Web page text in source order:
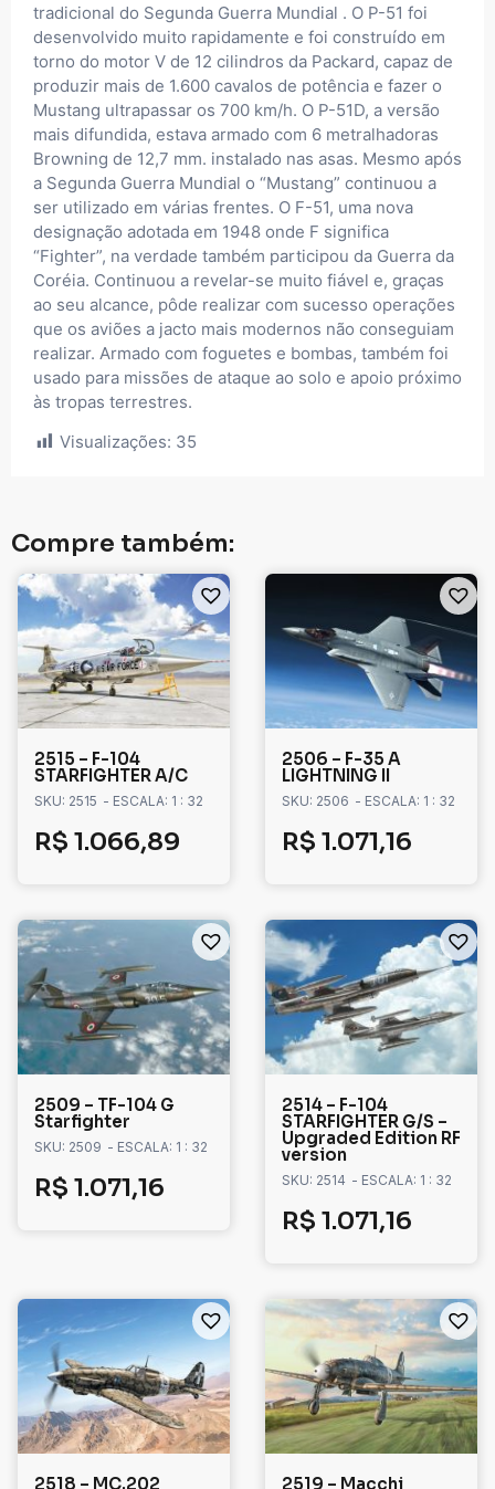
tradicional do Segunda Guerra Mundial . O P-51 foi
desenvolvido muito rapidamente e foi construído em
torno do motor V de 12 cilindros da Packard, capaz de
produzir mais de 1.600 cavalos de potência e fazer o
Mustang ultrapassar os 700 km/h. O P-51D, a versão
mais difundida, estava armado com 6 metralhadoras
Browning de 12,7 mm. instalado nas asas. Mesmo após
a Segunda Guerra Mundial o “Mustang” continuou a
ser utilizado em várias frentes. O F-51, uma nova
designação adotada em 1948 onde F significa
“Fighter”, na verdade também participou da Guerra da
Coréia. Continuou a revelar-se muito fiável e, graças
ao seu alcance, pôde realizar com sucesso operações
que os aviões a jacto mais modernos não conseguiam
realizar. Armado com foguetes e bombas, também foi
usado para missões de ataque ao solo e apoio próximo
às tropas terrestres.
Visualizações: 35
Compre também:
2515 – F-104
STARFIGHTER A/C
SKU: 2515 - ESCALA: 1 : 32
R$ 1.066,89
2506 – F-35 A
LIGHTNING II
SKU: 2506 - ESCALA: 1 : 32
R$ 1.071,16
2509 – TF-104 G
Starfighter
SKU: 2509 - ESCALA: 1 : 32
R$ 1.071,16
2514 – F-104
STARFIGHTER G/S –
Upgraded Edition RF
version
SKU: 2514 - ESCALA: 1 : 32
R$ 1.071,16
2518 – MC.202 2519 – Macchi